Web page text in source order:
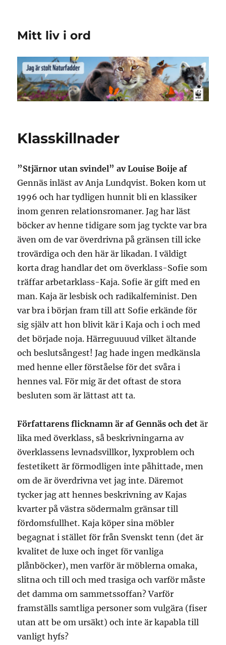
Mitt liv i ord
Klasskillnader
”Stjärnor utan svindel” av Louise Boije af
Gennäs inläst av Anja Lundqvist. Boken kom ut
1996 och har tydligen hunnit bli en klassiker
inom genren relationsromaner. Jag har läst
böcker av henne tidigare som jag tyckte var bra
även om de var överdrivna på gränsen till icke
trovärdiga och den här är likadan. I väldigt
korta drag handlar det om överklass-Sofie som
träffar arbetarklass-Kaja. Sofie är gift med en
man. Kaja är lesbisk och radikalfeminist. Den
var bra i början fram till att Sofie erkände för
sig själv att hon blivit kär i Kaja och i och med
det började noja. Härreguuuud vilket ältande
och beslutsångest! Jag hade ingen medkänsla
med henne eller förståelse för det svåra i
hennes val. För mig är det oftast de stora
besluten som är lättast att ta.
Författarens flicknamn är af Gennäs och detär
lika med överklass, så beskrivningarna av
överklassens levnadsvillkor, lyxproblem och
festetikett är förmodligen inte påhittade, men
om de är överdrivna vet jag inte. Däremot
tycker jag att hennes beskrivning av Kajas
kvarter på västra södermalm gränsar till
fördomsfullhet. Kaja köper sina möbler
begagnat i stället för från Svenskt tenn (det är
kvalitet de luxe och inget för vanliga
plånböcker), men varför är möblerna omaka,
slitna och till och med trasiga och varför måste
det damma om sammetssoffan? Varför
framställs samtliga personer som vulgära (fiser
utan att be om ursäkt) och inte är kapabla till
vanligt hyfs?